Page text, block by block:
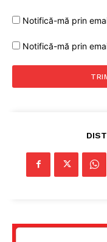
Notifică-mă prin
Notifică-mă prin